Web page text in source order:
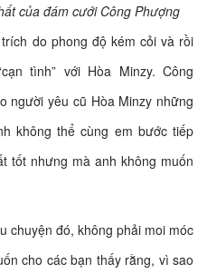
của đám cưới Công Phượng
do phong độ kém cỏi và rồi
tình” với Hòa Minzy. Công
người yêu cũ Hòa Minzy những
không thể cùng em bước tiếp
tốt nhưng mà anh không muốn
chuyện đó, không phải moi móc
cho các bạn thấy rằng, vì sao